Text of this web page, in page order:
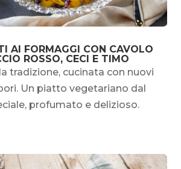
AI FORMAGGI CON CAVOLO
ROSSO, CECI E TIMO
tradizione, cucinata con nuovi
Un piatto vegetariano dal
profumato e delizioso.